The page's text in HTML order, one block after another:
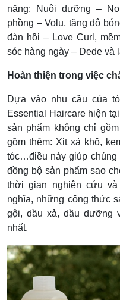
năng: Nuôi dưỡng –
phồng – Volu, tăng độ
đàn hồi – Love Curl,
sóc hàng ngày – Dede và
Hoàn thiện trong việc
Dựa vào nhu cầu của
Essential Haircare hiện
sản phẩm không chỉ
gồm thêm: Xịt xả khô,
tóc…điều này giúp chúng
đồng bộ sản phẩm sao
thời gian nghiên cứu
nghĩa, những công thức
gội, dầu xả, dầu dưỡng
nhất.